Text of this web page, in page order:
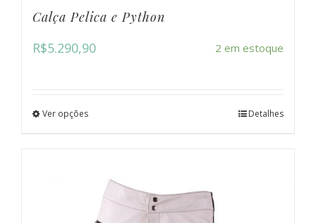
Calça Pelica e Python
R$5.290,90 2 em estoque
Ver opções Detalhes